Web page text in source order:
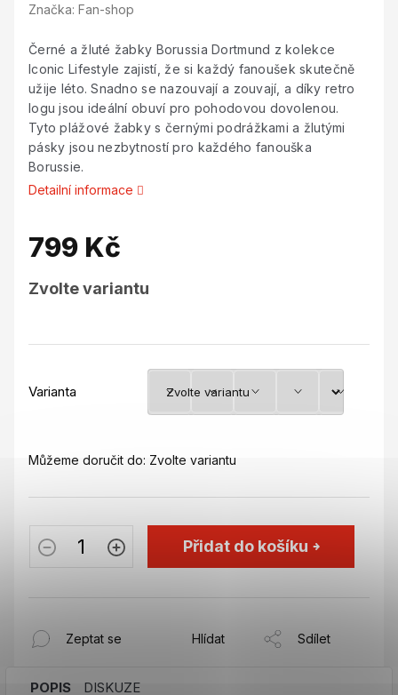
Značka: Fan-shop
Černé a žluté žabky Borussia Dortmund z kolekce
Iconic Lifestyle zajistí, že si každý fanoušek skutečně
užije léto. Snadno se nazouvají a zouvají, a díky retro
logu jsou ideální obuví pro pohodovou dovolenou.
Tyto plážové žabky s černými podrážkami a žlutými
pásky jsou nezbytností pro každého fanouška
Borussie.
Detailní informace
799 Kč
cena:
Zvolte variantu
Varianta
Můžeme doručit do: Zvolte variantu
Přidat do košíku
Zeptat se Hlídat Sdílet
POPIS DISKUZE